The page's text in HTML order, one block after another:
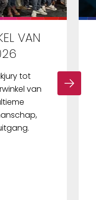
VAN
tot
van